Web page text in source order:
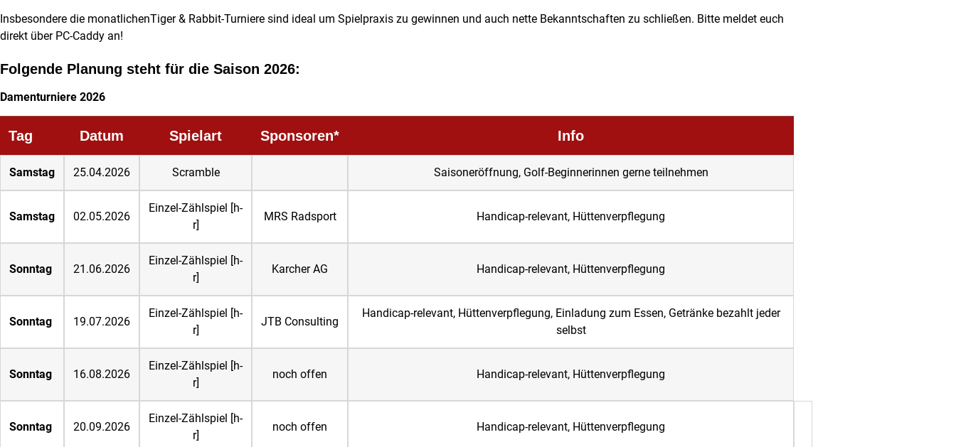
Insbesondere die monatlichenTiger & Rabbit-Turniere sind ideal um Spielpraxis zu gewinnen und auch nette Bekanntschaften zu schließen. Bitte meldet euch
direkt über PC-Caddy an!
Folgende Planung steht für die Saison 2026:
Damenturniere 2026
Tag Datum Spielart Sponsoren* Info
Samstag 25.04.2026 Scramble Saisoneröffnung, Golf-Beginnerinnen gerne teilnehmen
Samstag 02.05.2026
Einzel-Zählspiel [h-
r]
MRS Radsport Handicap-relevant, Hüttenverpflegung
Sonntag 21.06.2026
Einzel-Zählspiel [h-
r]
Karcher AG Handicap-relevant, Hüttenverpflegung
Sonntag 19.07.2026
Einzel-Zählspiel [h-
r]
JTB Consulting
Handicap-relevant, Hüttenverpflegung, Einladung zum Essen, Getränke bezahlt jeder
selbst
Sonntag 16.08.2026
Einzel-Zählspiel [h-
r]
noch offen Handicap-relevant, Hüttenverpflegung
Sonntag 20.09.2026
Einzel-Zählspiel [h-
r]
noch offen Handicap-relevant, Hüttenverpflegung